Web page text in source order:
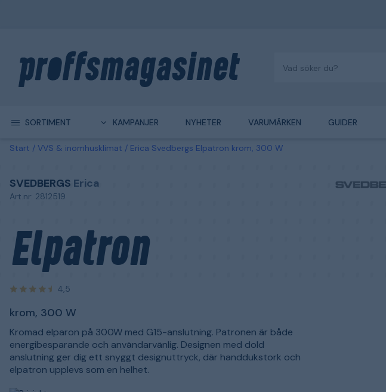
SORTIMENT KAMPANJER NYHETER VARUMÄRKEN GUIDER
Start VVS & inomhusklimat Erica Svedbergs Elpatron krom, 300 W
SVEDBERGS Erica
Art.nr: 2812519
Elpatron
4,5
krom, 300 W
Kromad elparon på 300W med G15-anslutning. Patronen är både
energibesparande och användarvänlig. Designen med dold
anslutning ger dig ett snyggt designuttryck, där handdukstork och
elpatron upplevs som en helhet.